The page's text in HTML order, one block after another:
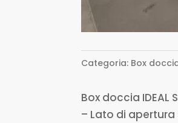
Categoria: Box
Box doccia IDEAL
– Lato di apertura